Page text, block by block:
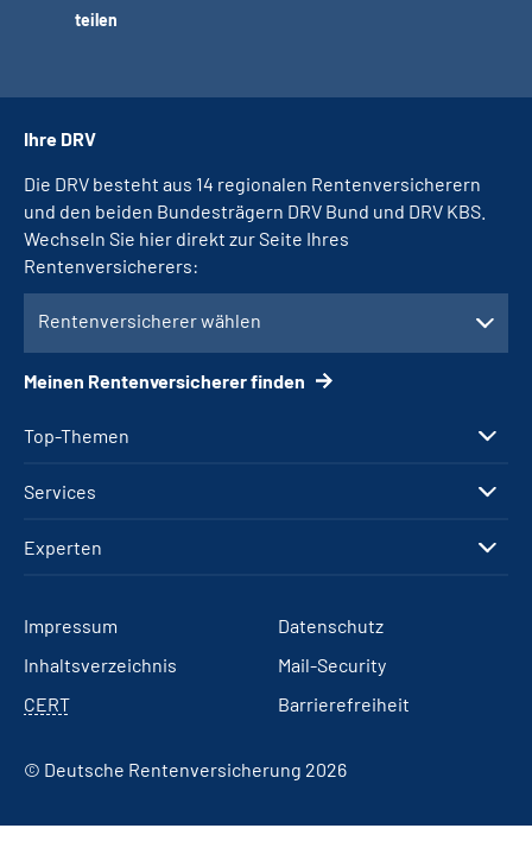
teilen
Top-Themen
Services
Experten
Ihre DRV
Die DRV besteht aus 14 regionalen Rentenversicherern
und den beiden Bundesträgern DRV Bund und DRV KBS.
Wechseln Sie hier direkt zur Seite Ihres
Rentenversicherers:
Rentenversicherer wählen
Meinen Rentenversicherer finden
Impressum
Datenschutz
Inhaltsverzeichnis
Mail-Security
CERT
Barrierefreiheit
© Deutsche Rentenversicherung 2026